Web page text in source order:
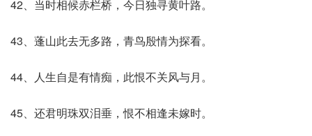
42、当时相候赤栏桥，今日独寻黄叶路。
43、蓬山此去无多路，青鸟殷情为探看。
44、人生自是有情痴，此恨不关风与月。
45、还君明珠双泪垂，恨不相逢未嫁时。